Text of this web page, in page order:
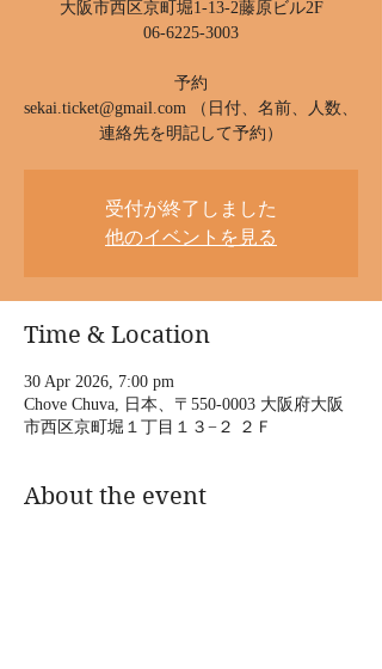
大阪市西区京町堀1-13-2藤原ビル2F
06-6225-3003
予約
sekai.ticket@gmail.com （日付、名前、人数、
連絡先を明記して予約）
受付が終了しました
他のイベントを見る
Time & Location
30 Apr 2026, 7:00 pm
Chove Chuva, 日本、〒550-0003 大阪府大阪
市西区京町堀１丁目１３−２ ２Ｆ
About the event